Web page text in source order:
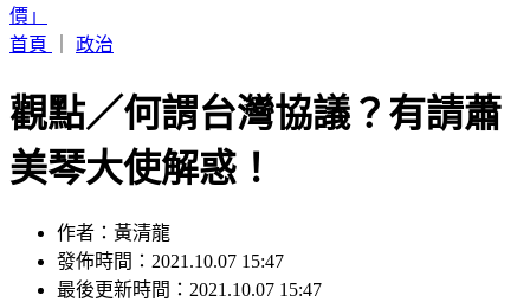
認同
首頁
政治
觀點／何謂台灣協議？有請蕭
美琴大使解惑！
作者：黃清龍
發佈時間：2021.10.07 15:47
最後更新時間：2021.10.07 15:47